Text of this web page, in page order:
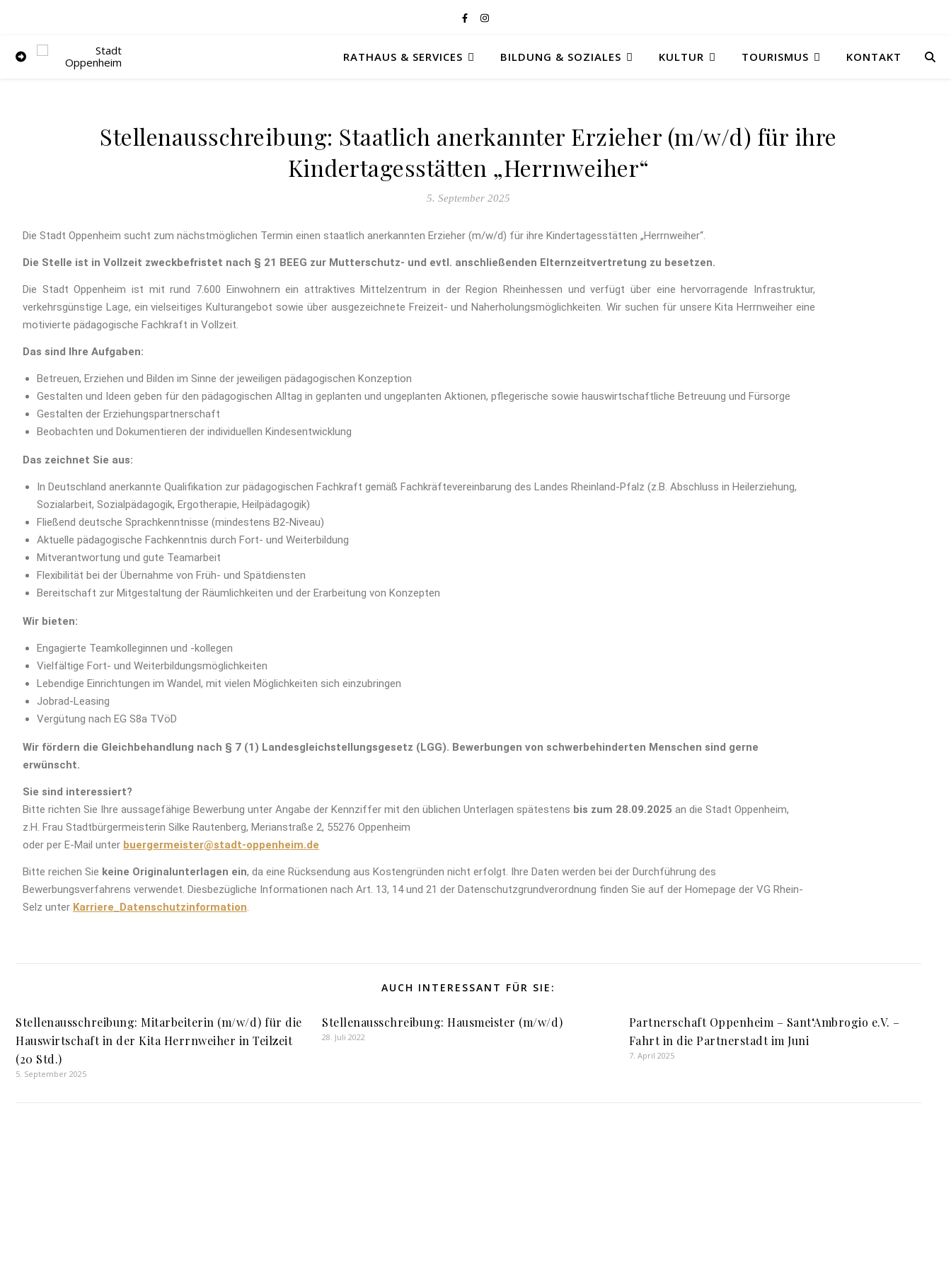
RATHAUS & SERVICES BILDUNG & SOZIALES KULTUR TOURISMUS KONTAKT
Stellenausschreibung: Staatlich anerkannter Erzieher (m/w/d) für ihre
Kindertagesstätten „Herrnweiher“
5. September 2025
Die Stadt Oppenheim sucht zum nächstmöglichen Termin einen staatlich anerkannten Erzieher (m/w/d) für ihre Kindertagesstätten „Herrnweiher“.
Die Stelle ist in Vollzeit zweckbefristet nach § 21 BEEG zur Mutterschutz- und evtl. anschließenden Elternzeitvertretung zu besetzen.
Die Stadt Oppenheim ist mit rund 7.600 Einwohnern ein attraktives Mittelzentrum in der Region Rheinhessen und verfügt über eine hervorragende Infrastruktur,
verkehrsgünstige Lage, ein vielseitiges Kulturangebot sowie über ausgezeichnete Freizeit- und Naherholungsmöglichkeiten. Wir suchen für unsere Kita Herrnweiher eine
motivierte pädagogische Fachkraft in Vollzeit.
Das sind Ihre Aufgaben:
Betreuen, Erziehen und Bilden im Sinne der jeweiligen pädagogischen Konzeption
Gestalten und Ideen geben für den pädagogischen Alltag in geplanten und ungeplanten Aktionen, pflegerische sowie hauswirtschaftliche Betreuung und Fürsorge
Gestalten der Erziehungspartnerschaft
Beobachten und Dokumentieren der individuellen Kindesentwicklung
Das zeichnet Sie aus:
In Deutschland anerkannte Qualifikation zur pädagogischen Fachkraft gemäß Fachkräftevereinbarung des Landes Rheinland-Pfalz (z.B. Abschluss in Heilerziehung,
Sozialarbeit, Sozialpädagogik, Ergotherapie, Heilpädagogik)
Fließend deutsche Sprachkenntnisse (mindestens B2-Niveau)
Aktuelle pädagogische Fachkenntnis durch Fort- und Weiterbildung
Mitverantwortung und gute Teamarbeit
Flexibilität bei der Übernahme von Früh- und Spätdiensten
Bereitschaft zur Mitgestaltung der Räumlichkeiten und der Erarbeitung von Konzepten
Wir bieten:
Engagierte Teamkolleginnen und -kollegen
Vielfältige Fort- und Weiterbildungsmöglichkeiten
Lebendige Einrichtungen im Wandel, mit vielen Möglichkeiten sich einzubringen
Jobrad-Leasing
Vergütung nach EG S8a TVöD
Wir fördern die Gleichbehandlung nach § 7 (1) Landesgleichstellungsgesetz (LGG). Bewerbungen von schwerbehinderten Menschen sind gerne
erwünscht.
Sie sind interessiert?
Bitte richten Sie Ihre aussagefähige Bewerbung unter Angabe der Kennziffer mit den üblichen Unterlagen spätestens bis zum 28.09.2025 an die Stadt Oppenheim,
z.H. Frau Stadtbürgermeisterin Silke Rautenberg, Merianstraße 2, 55276 Oppenheim
oder per E-Mail unter buergermeister@stadt-oppenheim.de
Bitte reichen Sie keine Originalunterlagen ein, da eine Rücksendung aus Kostengründen nicht erfolgt. Ihre Daten werden bei der Durchführung des
Bewerbungsverfahrens verwendet. Diesbezügliche Informationen nach Art. 13, 14 und 21 der Datenschutzgrundverordnung finden Sie auf der Homepage der VG Rhein-
Selz unter Karriere_Datenschutzinformation.
AUCH INTERESSANT FÜR SIE:
Stellenausschreibung: Mitarbeiterin (m/w/d) für die
Hauswirtschaft in der Kita Herrnweiher in Teilzeit
(20 Std.)
5. September 2025
Stellenausschreibung: Hausmeister (m/w/d)
28. Juli 2022
Partnerschaft Oppenheim – Sant‘Ambrogio e.V. –
Fahrt in die Partnerstadt im Juni
7. April 2025